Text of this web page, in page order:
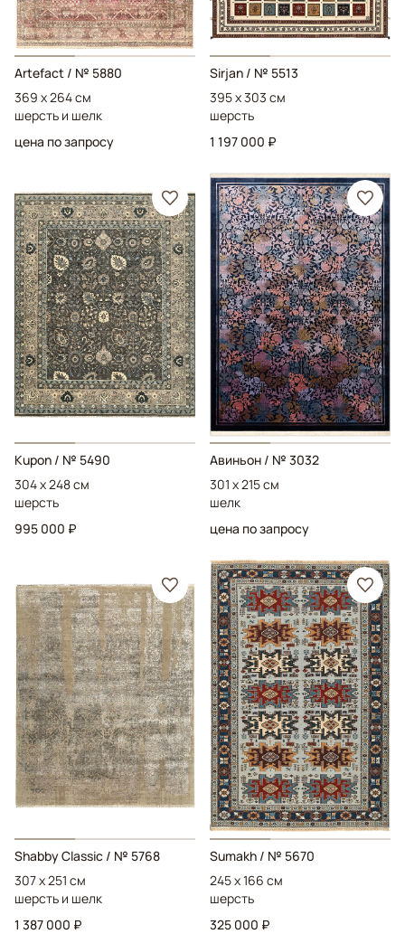
Artefact / № 5880
369 x 264 см
шерсть и шелк
цена по запросу
Sirjan / № 5513
395 x 303 см
шерсть
1 197 000 ₽
Kupon / № 5490
304 x 248 см
шерсть
995 000 ₽
Авиньон / № 3032
301 x 215 см
шелк
цена по запросу
Shabby Classic / № 5768
307 x 251 см
шерсть и шелк
1 387 000 ₽
Sumakh / № 5670
245 x 166 см
шерсть
325 000 ₽